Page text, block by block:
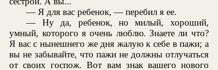
— Я для вас ребенок, — перебил я ее.
— Ну да, ребенок, но милый, хороший,
умный, которого я очень люблю. Знаете ли что?
Я вас с нынешнего же дня жалую к себе в пажи; а
вы не забывайте, что пажи не должны отлучаться
от своих госпож. Вот вам знак вашего нового